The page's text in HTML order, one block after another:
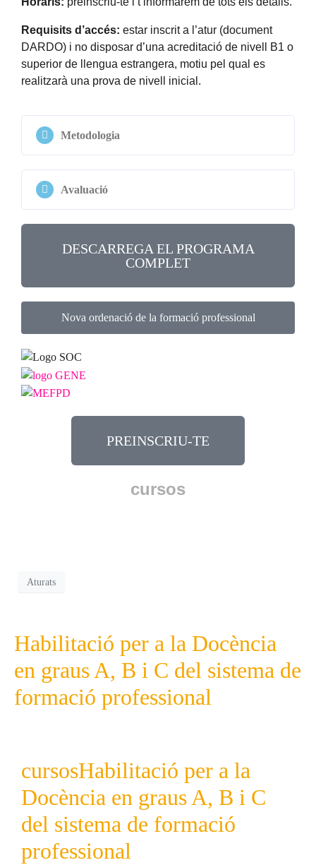
Requisits d’accés: estar inscrit a l’atur (document
DARDO) i no disposar d’una acreditació de nivell B1 o
superior de llengua estrangera, motiu pel qual es
realitzarà una prova de nivell inicial.
Metodologia
Avaluació
DESCARREGA EL PROGRAMA
COMPLET
Nova ordenació de la formació professional
PREINSCRIU-TE
cursos
Aturats
Habilitació per a la Docència
en graus A, B i C del sistema de
formació professional
cursosHabilitació per a la
Docència en graus A, B i C
del sistema de formació
professional